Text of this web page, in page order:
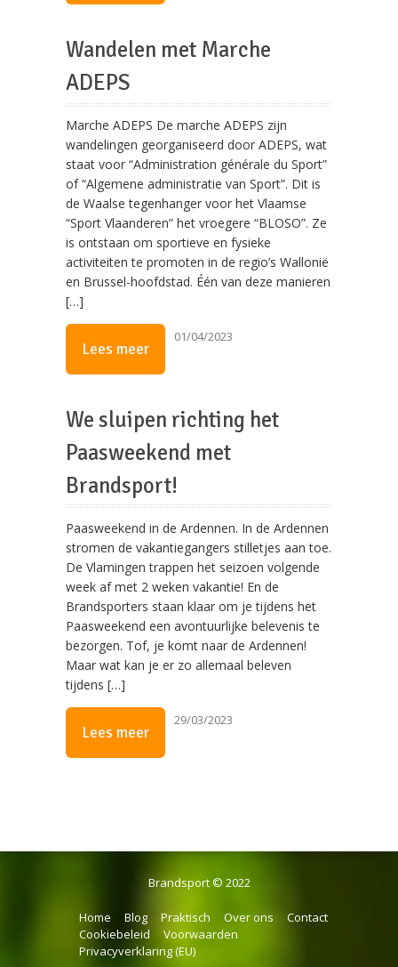
Wandelen met Marche
ADEPS
Marche ADEPS De marche ADEPS zijn
wandelingen georganiseerd door ADEPS, wat
staat voor “Administration générale du Sport”
of “Algemene administratie van Sport”. Dit is
de Waalse tegenhanger voor het Vlaamse
“Sport Vlaanderen” het vroegere “BLOSO”. Ze
is ontstaan om sportieve en fysieke
activiteiten te promoten in de regio’s Wallonië
en Brussel-hoofdstad. Één van deze manieren
[…]
Lees meer
01/04/2023
We sluipen richting het
Paasweekend met
Brandsport!
Paasweekend in de Ardennen. In de Ardennen
stromen de vakantiegangers stilletjes aan toe.
De Vlamingen trappen het seizoen volgende
week af met 2 weken vakantie! En de
Brandsporters staan klaar om je tijdens het
Paasweekend een avontuurlijke belevenis te
bezorgen. Tof, je komt naar de Ardennen!
Maar wat kan je er zo allemaal beleven
tijdens […]
Lees meer
29/03/2023
Brandsport © 2022
Home Blog Praktisch Over ons
Contact
Cookiebeleid
Voorwaarden
Privacyverklaring (EU)